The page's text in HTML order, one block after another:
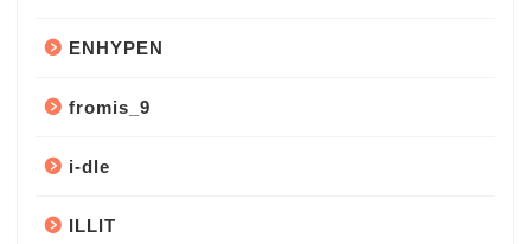
ENHYPEN
fromis_9
i-dle
ILLIT